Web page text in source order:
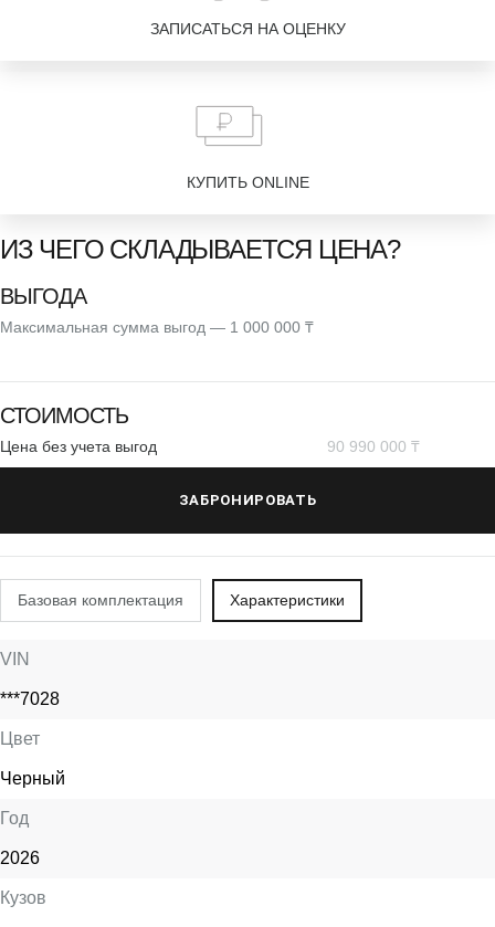
ЗАПИСАТЬСЯ НА ОЦЕНКУ
КУПИТЬ ONLINE
ИЗ ЧЕГО СКЛАДЫВАЕТСЯ ЦЕНА?
ВЫГОДА
Максимальная сумма выгод — 1 000 000 ₸
СТОИМОСТЬ
Цена без учета выгод 90 990 000 ₸
ЗАБРОНИРОВАТЬ
Базовая комплектация Характеристики
VIN
***7028
Цвет
Черный
Год
2026
Кузов